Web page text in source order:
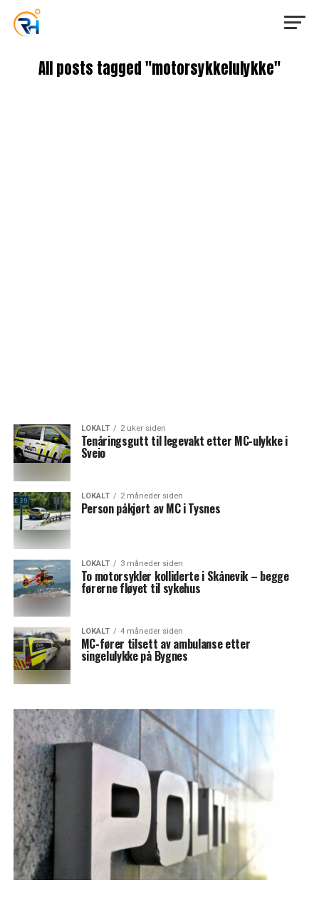
All posts tagged "motorsykkelulykke"
LOKALT 2 uker siden
Tenåringsgutt til legevakt etter MC-ulykke i
Sveio
LOKALT 2 måneder siden
Person påkjørt av MC i Tysnes
LOKALT 3 måneder siden
To motorsykler kolliderte i Skånevik – begge
førerne fløyet til sykehus
LOKALT 4 måneder siden
MC-fører tilsett av ambulanse etter
singelulykke på Bygnes